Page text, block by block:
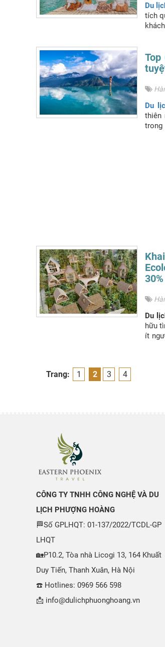
Du
tích
Du
thiên
trong
30%
Du
hữu
ít
Trang: 1 2 3 4
CÔNG TY TNHH CÔNG NGHỆ VÀ DU
LỊCH PHƯỢNG HOÀNG
🏁Số GPLHQT: 01-137/2022/TCDL-GP
LHQT
🏡P10.2, Tòa nhà Licogi 13, 164 Khuất
Duy Tiến, Thanh Xuân, Hà Nội
☎️ Hotlines: 0969 566 598
📩 info@dulichphuonghoang.vn